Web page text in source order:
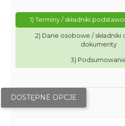
1) Terminy / składniki
2) Dane osobowe /
dokumenty
3)
DOSTĘPNE OPCJE